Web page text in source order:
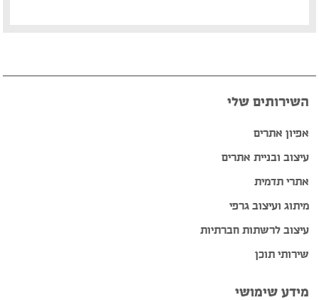
השירותים שלי
אפיון אתרים
עיצוב ובניית אתרים
אתרי תדמית
מיתוג ועיצוב גרפי
עיצוב לרשתות חברתיות
שירותי תוכן
מידע שימושי